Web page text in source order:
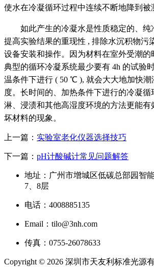
使水在冷凝循环过程中连续不断地降到被
如此产生的冷凝水是性质稳定的、纯
提高实验结果的重现性 , 排除水沉积物污
设备安装和操作。因为材料在室外受潮的
典型的循环冷凝系统最少要有 4h 的试验
温条件下进行 ( 50 ℃ ), 就会大大地加快潮
度。长时间的、加热条件下进行的冷凝
淋、浸渍和其他高湿度环境的方法更能有
坏材料的现象。
上一篇： 实验室老化仪器选择技巧
下一篇： pH计酸碱计常见问题解答
地址：广州市增城区低碳总部园智
7、8层
电话：4008885135
Email：tilo@3nh.com
传真：0755-26078633
Copyright © 2026 深圳市天友利标准光源